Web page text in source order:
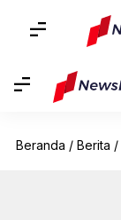
Beranda / Berita /